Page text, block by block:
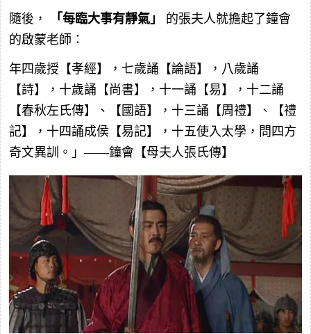
隨後， 「每臨大事有靜氣」 的張夫人就擔起了鐘會
的啟蒙老師：
年四歲授【孝經】，七歲誦【論語】，八歲誦
【詩】，十歲誦【尚書】，十一誦【易】，十二誦
【春秋左氏傳】、【國語】，十三誦【周禮】、【禮
記】，十四誦成侯【易記】，十五使入太學，問四方
奇文異訓。」——鐘會【母夫人張氏傳】